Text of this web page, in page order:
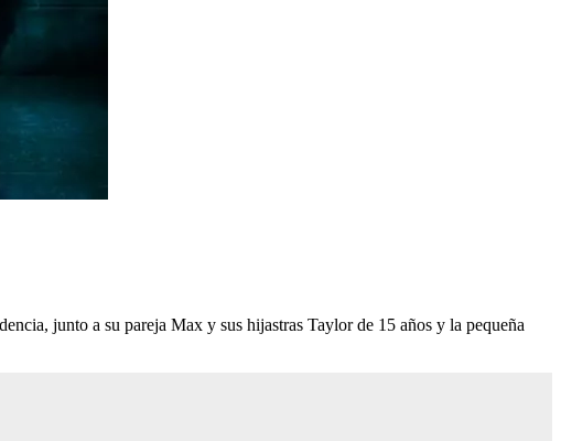
junto a su pareja Max y sus hijastras Taylor de 15 años y la pequeña